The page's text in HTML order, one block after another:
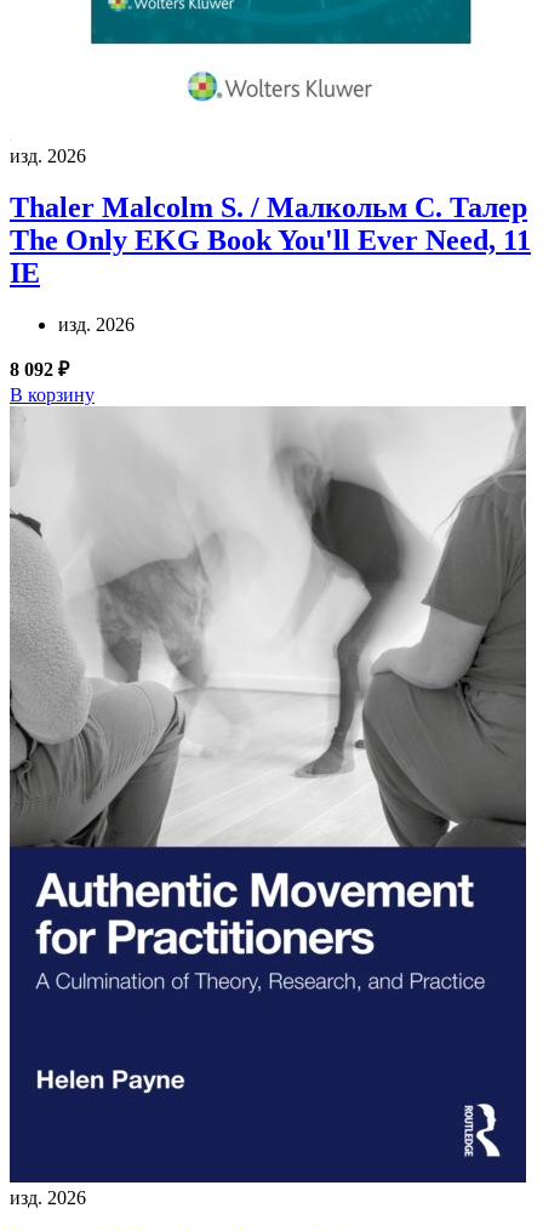
изд. 2026
Thaler Malcolm S. / Малкольм С. Талер
The Only EKG Book You'll Ever Need, 11
IE
изд. 2026
8 092 ₽
В корзину
изд. 2026